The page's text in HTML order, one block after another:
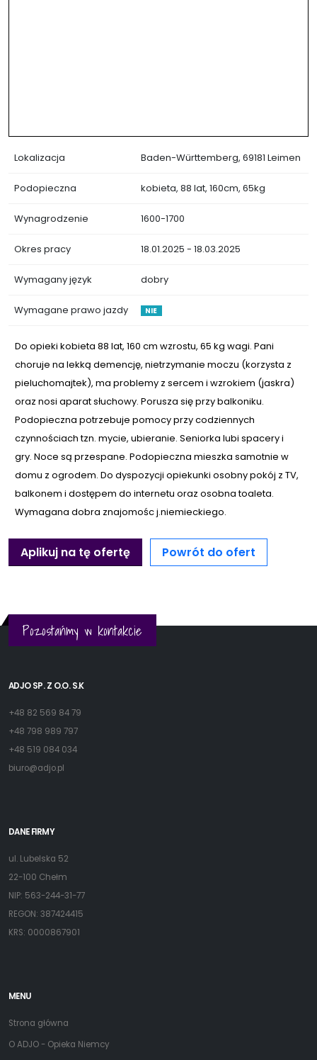
Lokalizacja Baden-Württemberg, 69181 Leimen
Podopieczna kobieta, 88 lat, 160cm, 65kg
Wynagrodzenie 1600-1700
Okres pracy 18.01.2025 - 18.03.2025
Wymagany język dobry
Wymagane prawo jazdy NIE
Do opieki kobieta 88 lat, 160 cm wzrostu, 65 kg wagi. Pani
choruje na lekką demencję, nietrzymanie moczu (korzysta z
pieluchomajtek), ma problemy z sercem i wzrokiem (jaskra)
oraz nosi aparat słuchowy. Porusza się przy balkoniku.
Podopieczna potrzebuje pomocy przy codziennych
czynnościach tzn. mycie, ubieranie. Seniorka lubi spacery i
gry. Noce są przespane. Podopieczna mieszka samotnie w
domu z ogrodem. Do dyspozycji opiekunki osobny pokój z TV,
balkonem i dostępem do internetu oraz osobna toaleta.
Wymagana dobra znajomośc j.niemieckiego.
Aplikuj na tę ofertę Powrót do ofert
Pozostańmy w kontakcie
ADJO SP. Z O.O. S.K
+48 82 569 84 79
+48 798 989 797
+48 519 084 034
biuro@adjo.pl
DANE FIRMY
ul. Lubelska 52
22-100 Chełm
NIP: 563-244-31-77
REGON: 387424415
KRS: 0000867901
MENU
Strona główna
O ADJO - Opieka Niemcy